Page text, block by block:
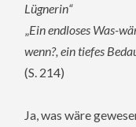
Lügnerin“
Ein endloses Was-
wenn?, ein tiefes
(S. 214)
Ja, was wäre